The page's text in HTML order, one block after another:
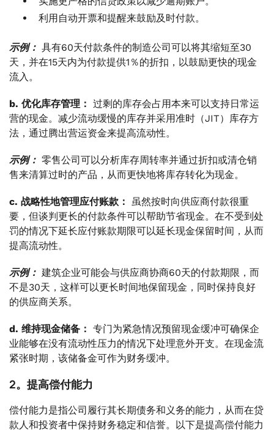
利用自动开票和提醒来鼓励及时付款。
示例： 具有60天付款条件的制造公司可以将其缩短至30
天，并在15天内为付款提供1％的折扣，以鼓励更快的现金
流入。
b. 优化库存管理： 过剩的库存会占用本来可以支持日常运
营的现金。减少流动缓慢的库存并采用准时（JIT）库存方
法，通过腾出营运资金来提高流动性。
示例： 零售公司可以分析库存周转率并通过折扣或清仓销
售来清算过时的产品，从而更快地将库存转化为现金。
c. 战略性地管理应付账款： 虽然按时向供应商付款很重
要，但谈判更长的付款条件可以帮助节省现金。在不受到处
罚的情况下延长应付账款期限可以延长现金保留时间，从而
提高流动性。
示例： 建筑企业可能会与供应商协商60天的付款期限，而
不是30天，这样可以更长时间地保留现金，同时保持良好
的供应商关系。
d. 维持现金储备： 专门为紧急情况预留现金缓冲可确保企
业能够在没有流动性压力的情况下处理意外开支。在现金流
紧张时期，该储备金可作为财务缓冲。
2。提高偿付能力
偿付能力是指公司履行其长期债务和义务的能力，从而在贷
款人和投资者中保持财务稳定和信誉。以下是提高偿付能力